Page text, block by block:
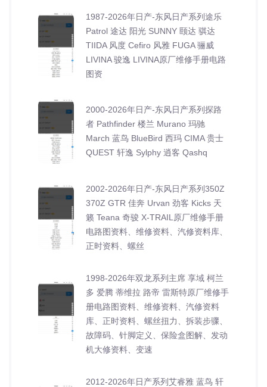
1987-2026年日产-东风日产系列途乐
Patrol 途达 阳光 SUNNY 颐达 骐达
TIIDA 风度 Cefiro 风雅 FUGA 骊威
LIVINA 骏逸 LIVINA原厂维修手册电路
图资
2000-2026年日产-东风日产系列探路
者 Pathfinder 楼兰 Murano 玛驰
March 蓝鸟 BlueBird 西玛 CIMA 贵士
QUEST 轩逸 Sylphy 逍客 Qashq
2002-2026年日产-东风日产系列350Z
370Z GTR 佳奔 Urvan 劲客 Kicks 天
籁 Teana 奇骏 X-TRAIL原厂维修手册
电路图资料、维修资料、汽修资料库、
正时资料、螺丝
1998-2026年双龙系列主席 享域 柯兰
多 爱腾 蒂维拉 路帝 雷斯特原厂维修手
册电路图资料、维修资料、汽修资料
库、正时资料、螺丝扭力、拆装步骤、
故障码、针脚定义、保险盒图解、发动
机大修资料、变速
2012-2026年日产系列艾睿雅 蓝鸟 轩